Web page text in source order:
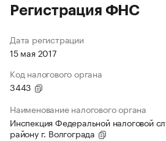
Регистрация ФНС
Дата регистрации
15 мая 2017
Код налогового органа
3443
Наименование налогового органа
Инспекция Федеральной налоговой
району г. Волгограда